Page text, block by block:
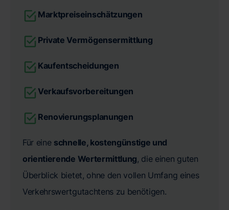
Marktpreiseinschätzungen
Private Vermögensermittlung
Kaufentscheidungen
Verkaufsvorbereitungen
Renovierungsplanungen
Für eine schnelle, kostengünstige und
orientierende Wertermittlung, die einen guten
Überblick bietet, ohne den vollen Umfang eines
Verkehrswertgutachtens zu benötigen.